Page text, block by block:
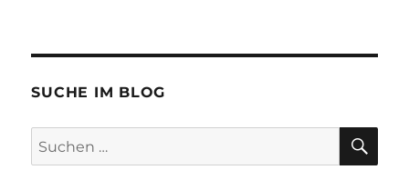
SUCHE IM BLOG
Suchen
nach: